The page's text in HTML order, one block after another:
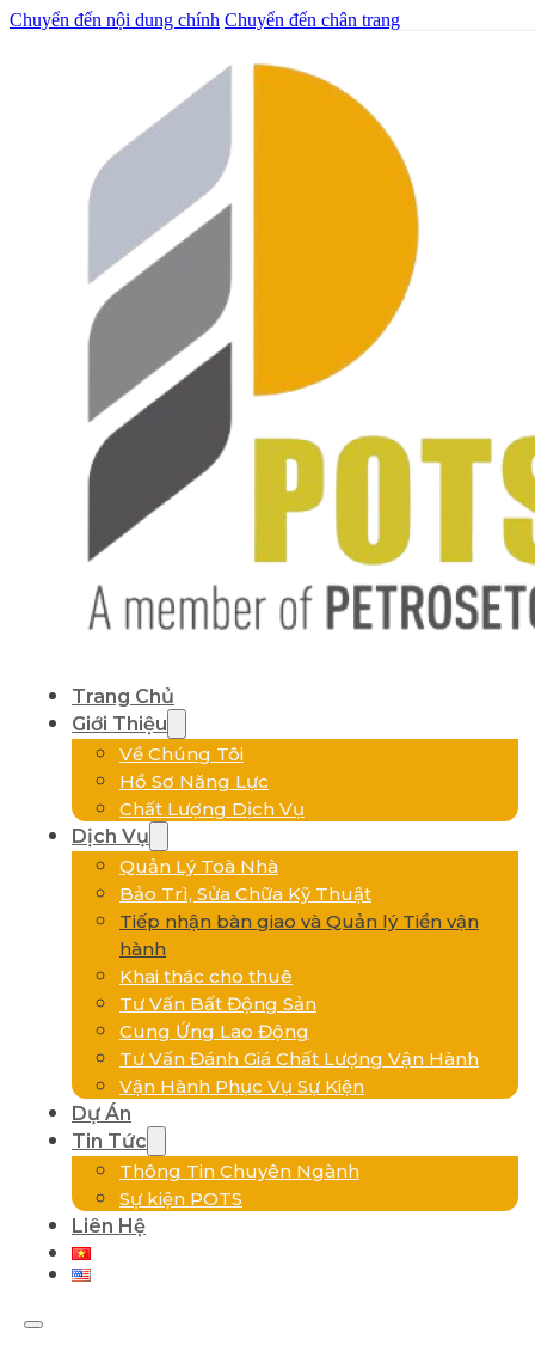
Chuyển đến nội dung chính Chuyển đến chân trang
Trang Chủ
Giới Thiệu
Về Chúng Tôi
Hồ Sơ Năng Lực
Chất Lượng Dịch Vụ
Dịch Vụ
Quản Lý Toà Nhà
Bảo Trì, Sửa Chữa Kỹ Thuật
Tiếp nhận bàn giao và Quản lý Tiền vận
hành
Khai thác cho thuê
Tư Vấn Bất Động Sản
Cung Ứng Lao Động
Tư Vấn Đánh Giá Chất Lượng Vận Hành
Vận Hành Phục Vụ Sự Kiện
Dự Án
Tin Tức
Thông Tin Chuyên Ngành
Sự kiện POTS
Liên Hệ